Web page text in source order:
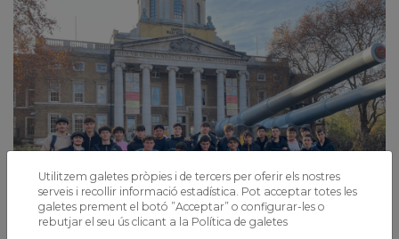
Utilitzem galetes pròpies i de tercers per oferir els nostres
serveis i recollir informació estadística. Pot acceptar totes les
galetes prement el botó ”Acceptar” o configurar-les o
rebutjar el seu ús clicant a la Política de galetes